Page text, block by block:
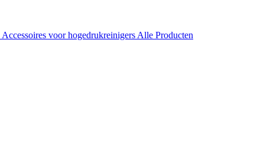
Accessoires voor hogedrukreinigers Alle Producten